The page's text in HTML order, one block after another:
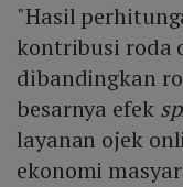
"Hasil
kontribusi roda
dibandingkan
besarnya efek
layanan ojek
ekonomi